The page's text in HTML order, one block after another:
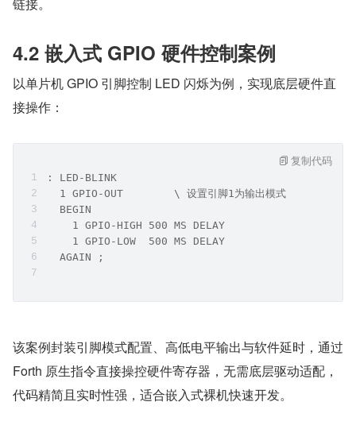
4.2 嵌入式 GPIO 硬件控制案例
以单片机 GPIO 引脚控制 LED 闪烁为例，实现底层硬件直
接操作：
: LED-BLINK
  1 GPIO-OUT        \ 设置引脚1为输出模式
  BEGIN
    1 GPIO-HIGH 500 MS DELAY
    1 GPIO-LOW  500 MS DELAY
  AGAIN ;
复制代码
该案例封装引脚模式配置、高低电平输出与软件延时，通过
Forth 原生指令直接操控硬件寄存器，无需底层驱动适配，
代码精简且实时性强，适合嵌入式裸机快速开发。